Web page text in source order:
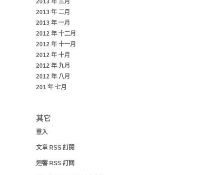
2013 年 三月
2013 年 二月
2013 年 一月
2012 年 十二月
2012 年 十一月
2012 年 十月
2012 年 九月
2012 年 八月
201 年 七月
其它
登入
文章 RSS 訂閱
迴響 RSS 訂閱